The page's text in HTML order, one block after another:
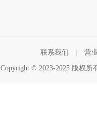
联系我们 营
Copyright © 2023-2025 版权所